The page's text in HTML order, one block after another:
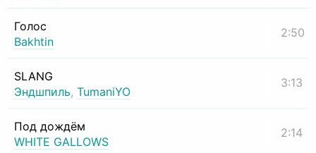
Голос
Bakhtin
2:50
SLANG
Эндшпиль, TumaniYO
3:13
Под дождём
WHITE GALLOWS
2:14